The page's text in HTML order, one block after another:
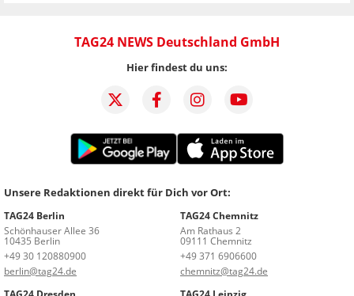
TAG24 NEWS Deutschland GmbH
Hier findest du uns:
Unsere Redaktionen direkt für Dich vor Ort:
TAG24 Berlin
Schönhauser Allee 36
10435 Berlin
+49 30 120880900
berlin@tag24.de
TAG24 Chemnitz
Am Rathaus 2
09111 Chemnitz
+49 371 6906600
chemnitz@tag24.de